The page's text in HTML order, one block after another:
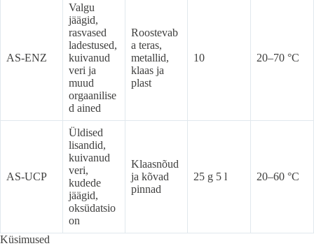
AS-ENZ
Valgu
jäägid,
rasvased
ladestused,
kuivanud
veri ja
muud
orgaanilise
d ained
Roostevab
a teras,
metallid,
klaas ja
plast
10 20–70 °C
AS-UCP
Üldised
lisandid,
kuivanud
veri,
kudede
jäägid,
oksüdatsio
on
Klaasnõud
ja kõvad
pinnad
25 g 5 l 20–60 °C
Küsimused